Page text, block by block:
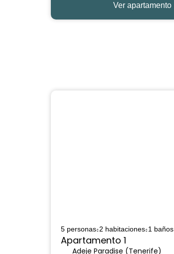
Ver apartamento
5 personas 2 habitaciones 1 baños
Apartamento 1
Adeje Paradise (Tenerife)